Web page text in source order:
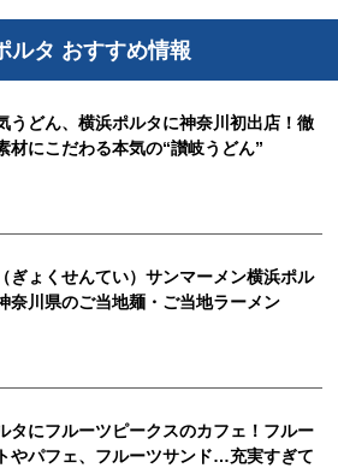
ルタ おすすめ情報
うどん、横浜ポルタに神奈川初出店！徹
材にこだわる本気の“讃岐うどん”
ぎょくせんてい）サンマーメン横浜ポル
奈川県のご当地麺・ご当地ラーメン
タにフルーツピークスのカフェ！フルー
やパフェ、フルーツサンド…充実すぎて